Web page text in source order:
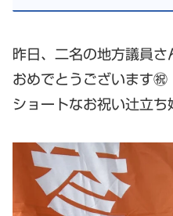
昨日、二名の地方議員さ
おめでとうございます㊗️
ショートなお祝い辻立ち